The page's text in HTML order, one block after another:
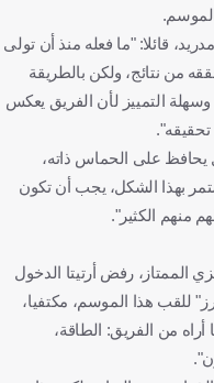
الموسم.
قائلا: "ما فعله منذ أن تولى
من نتائج، ولكن بالطريقة
التمييز لأن الفريق يعكس
14 عاما، وما زال يحافظ على الحماس ذاته،
بهذا الشكل، يجب أن تكون
منهم الكثير".
الممتاز، رفض أرتيتا الدخول
للقب هذا الموسم، مكتفيا،
من الفريق: الطاقة،